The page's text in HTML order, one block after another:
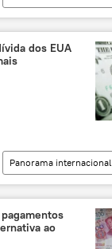
China
yuan
Washington
Banco Central
dos EUA
Panorama internacional
Unidos
ao